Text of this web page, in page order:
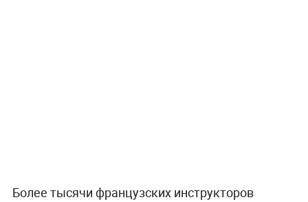
Более тысячи французских инструкторов